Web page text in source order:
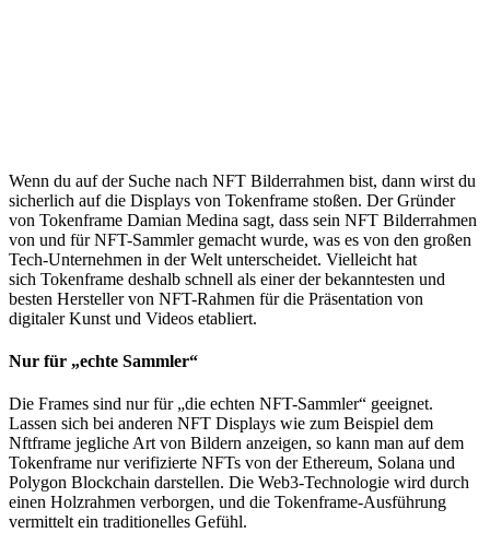
Wenn du auf der Suche nach NFT Bilderrahmen bist, dann wirst du
sicherlich auf die Displays von Tokenframe stoßen. Der Gründer
von Tokenframe Damian Medina sagt, dass sein NFT Bilderrahmen
von und für NFT-Sammler gemacht wurde, was es von den großen
Tech-Unternehmen in der Welt unterscheidet. Vielleicht hat
sich Tokenframe deshalb schnell als einer der bekanntesten und
besten Hersteller von NFT-Rahmen für die Präsentation von
digitaler Kunst und Videos etabliert.
Nur für „echte Sammler“
Die Frames sind nur für „die echten NFT-Sammler“ geeignet.
Lassen sich bei anderen NFT Displays wie zum Beispiel dem
Nftframe jegliche Art von Bildern anzeigen, so kann man auf dem
Tokenframe nur verifizierte NFTs von der Ethereum, Solana und
Polygon Blockchain darstellen. Die Web3-Technologie wird durch
einen Holzrahmen verborgen, und die Tokenframe-Ausführung
vermittelt ein traditionelles Gefühl.